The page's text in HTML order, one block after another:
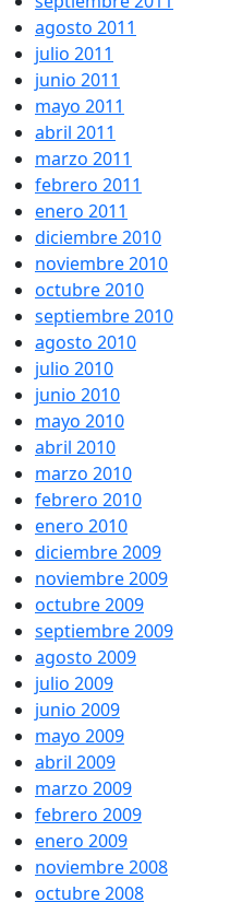
agosto 2011
julio 2011
junio 2011
mayo 2011
abril 2011
marzo 2011
febrero 2011
enero 2011
diciembre 2010
noviembre 2010
octubre 2010
septiembre 2010
agosto 2010
julio 2010
junio 2010
mayo 2010
abril 2010
marzo 2010
febrero 2010
enero 2010
diciembre 2009
noviembre 2009
octubre 2009
septiembre 2009
agosto 2009
julio 2009
junio 2009
mayo 2009
abril 2009
marzo 2009
febrero 2009
enero 2009
noviembre 2008
octubre 2008